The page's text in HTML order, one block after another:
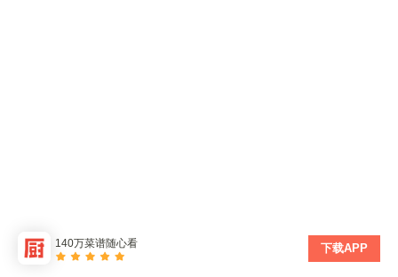
140万菜谱随心看 下载APP